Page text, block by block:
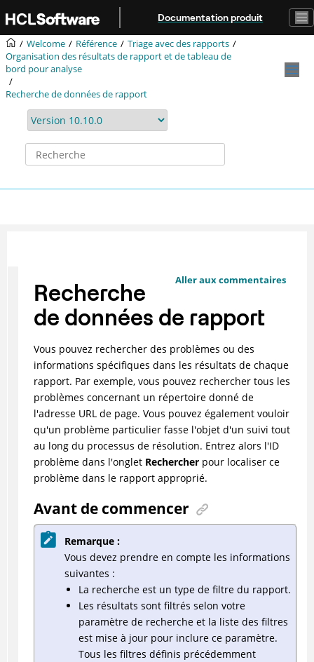
Aller au contenu principal
Documentation produit
Welcome Référence
Triage avec des rapports
Organisation des résultats de rapport et de tableau de
bord pour analyse
Recherche de données de rapport
Aller aux commentaires
Recherche
de données de rapport
Vous pouvez rechercher des problèmes ou des
informations spécifiques dans les résultats de chaque
rapport. Par exemple, vous pouvez rechercher tous les
problèmes concernant un répertoire donné de
l'adresse URL de page. Vous pouvez également vouloir
qu'un problème particulier fasse l'objet d'un suivi tout
au long du processus de résolution. Entrez alors l'ID
problème dans l'onglet Rechercherpour localiser ce
problème dans le rapport approprié.
Avant de commencer
Remarque :
Vous devez prendre en compte les informations
suivantes :
La recherche est un type de filtre du rapport.
Les résultats sont filtrés selon votre
paramètre de recherche et la liste des filtres
est mise à jour pour inclure ce paramètre.
Tous les filtres définis précédemment